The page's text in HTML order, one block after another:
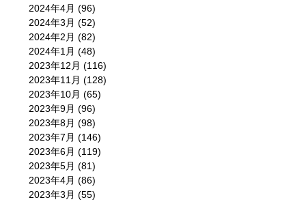
2024年4月 (96)
2024年3月 (52)
2024年2月 (82)
2024年1月 (48)
2023年12月 (116)
2023年11月 (128)
2023年10月 (65)
2023年9月 (96)
2023年8月 (98)
2023年7月 (146)
2023年6月 (119)
2023年5月 (81)
2023年4月 (86)
2023年3月 (55)